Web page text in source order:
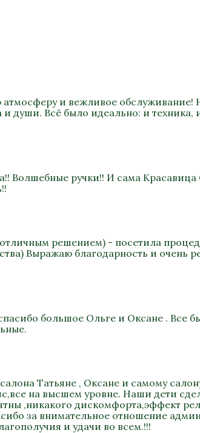
и вежливое обслуживание!
души. Всё было идеально: и техника,
Волшебные ручки!! И сама
отличным решением) - посетила
Выражаю благодарность и очень
большое Ольге и Оксане . Все
Татьяне , Оксане и самому
на высшем уровне. Наши дети
,никакого дискомфорта,эффект
за внимательное отношение
и удачи во всем.!!!